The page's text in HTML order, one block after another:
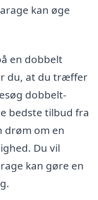
kan øge
en dobbelt
du, at du træffer
dobbelt-
bedste tilbud fra
drøm om en
Du vil
kan gøre en